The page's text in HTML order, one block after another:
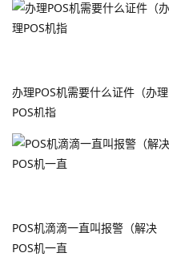
办理POS机需要什么证件（办理
POS机指
POS机滴滴一直叫报警（解决
POS机一直